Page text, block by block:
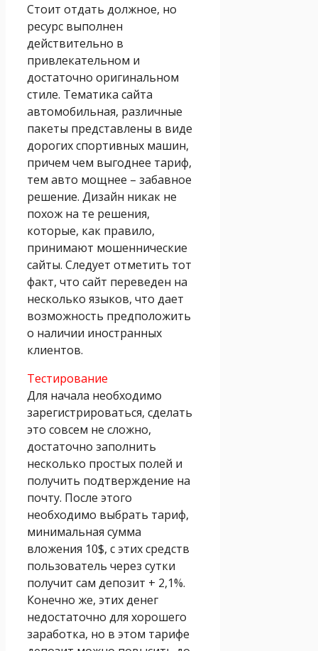
Стоит отдать должное, но
ресурс выполнен
действительно в
привлекательном и
достаточно оригинальном
стиле. Тематика сайта
автомобильная, различные
пакеты представлены в виде
дорогих спортивных машин,
причем чем выгоднее тариф,
тем авто мощнее – забавное
решение. Дизайн никак не
похож на те решения,
которые, как правило,
принимают мошеннические
сайты. Следует отметить тот
факт, что сайт переведен на
несколько языков, что дает
возможность предположить
о наличии иностранных
клиентов.
Тестирование
Для начала необходимо
зарегистрироваться, сделать
это совсем не сложно,
достаточно заполнить
несколько простых полей и
получить подтверждение на
почту. После этого
необходимо выбрать тариф,
минимальная сумма
вложения 10$, с этих средств
пользователь через сутки
получит сам депозит + 2,1%.
Конечно же, этих денег
недостаточно для хорошего
заработка, но в этом тарифе